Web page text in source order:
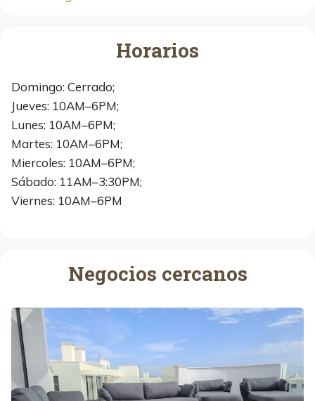
Horarios
Domingo: Cerrado;
Jueves: 10AM–6PM;
Lunes: 10AM–6PM;
Martes: 10AM–6PM;
Miercoles: 10AM–6PM;
Sábado: 11AM–3:30PM;
Viernes: 10AM–6PM
Negocios cercanos
B
n